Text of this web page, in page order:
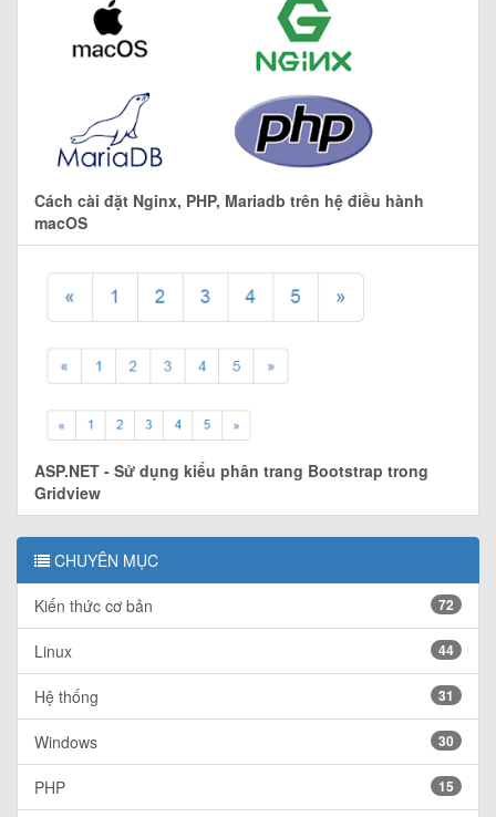
Cách cài đặt Nginx, PHP, Mariadb trên hệ điều hành
macOS
ASP.NET - Sử dụng kiểu phân trang Bootstrap trong
Gridview
CHUYÊN MỤC
Kiến thức cơ bản 72
Linux 44
Hệ thống 31
Windows 30
PHP 15